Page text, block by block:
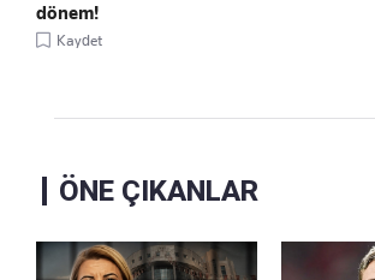
dönem!
Kaydet
ÖNE ÇIKANLAR